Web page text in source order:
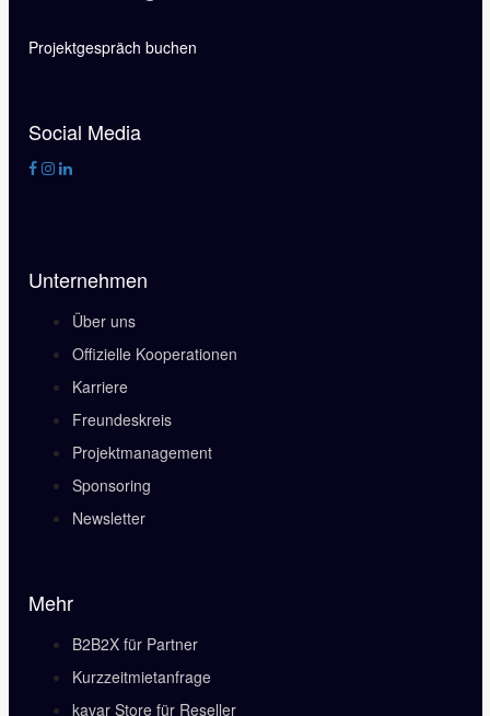
Projektgespräch buchen
Social Media
Unternehmen
Über uns
Offizielle Kooperationen
Karriere
Freundeskreis
Projektmanagement
Sponsoring
Newsletter
Mehr
B2B2X für Partner
Kurzzeitmietanfrage
kavar Store für Reseller